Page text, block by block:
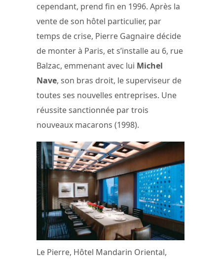
cependant, prend fin en 1996. Après la
vente de son hôtel particulier, par
temps de crise, Pierre Gagnaire décide
de monter à Paris, et s’installe au 6, rue
Balzac, emmenant avec lui Michel
Nave, son bras droit, le superviseur de
toutes ses nouvelles entreprises. Une
réussite sanctionnée par trois
nouveaux macarons (1998).
Le Pierre, Hôtel Mandarin Oriental,